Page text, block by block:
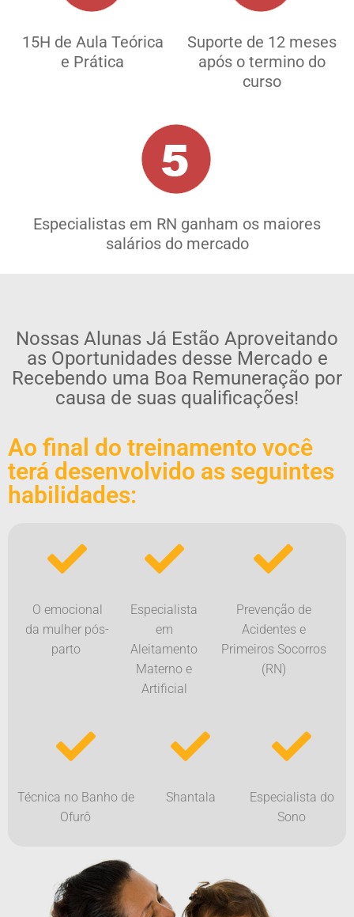
15H de Aula Teórica
e Prática
Suporte de 12 meses
após o termino do
curso
Especialistas em RN ganham os maiores
salários do mercado
Nossas Alunas Já Estão Aproveitando
as Oportunidades desse Mercado e
Recebendo uma Boa Remuneração por
causa de suas qualificações!
Ao final do treinamento você
terá desenvolvido as seguintes
habilidades:
O emocional
da mulher pós-
parto
Especialista
em
Aleitamento
Materno e
Artificial
Prevenção de
Acidentes e
Primeiros Socorros
(RN)
Técnica no Banho de
Ofurô
Shantala
Especialista do
Sono